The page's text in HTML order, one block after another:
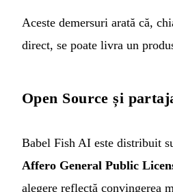
Aceste demersuri arată că,
direct, se poate livra un
Open Source și
Babel Fish AI este distribuit
Affero General Public
alegere reflectă convingerea